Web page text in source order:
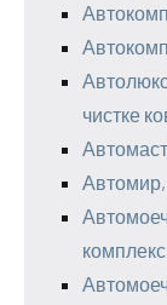
чистке
комплекс